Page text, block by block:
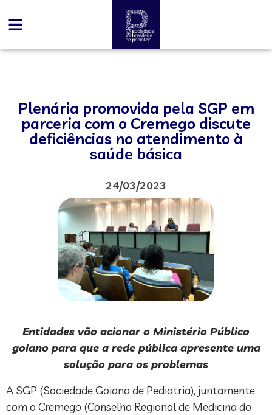
Plenária promovida pela SGP em
parceria com o Cremego discute
deficiências no atendimento à
saúde básica
24/03/2023
Entidades vão acionar o Ministério Público
goiano para que a rede pública apresente uma
solução para os problemas
A SGP (Sociedade Goiana de Pediatria), juntamente
com o Cremego (Conselho Regional de Medicina do